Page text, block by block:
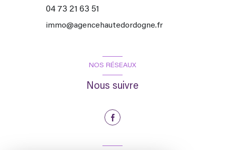
04 73 21 63 51
immo@agencehautedordogne.fr
NOS RÉSEAUX
Nous suivre